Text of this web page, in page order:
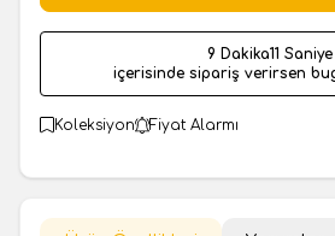
9 Dakika10 Saniye
içerisinde sipariş verirsen
Koleksiyon Fiyat Alarmı